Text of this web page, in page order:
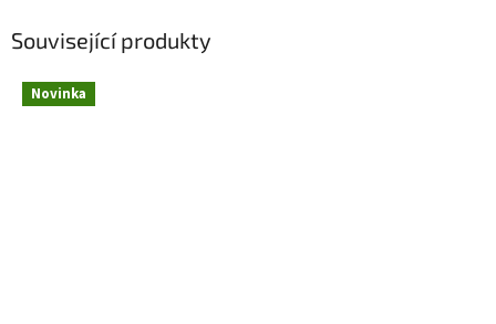
Související produkty
Novinka